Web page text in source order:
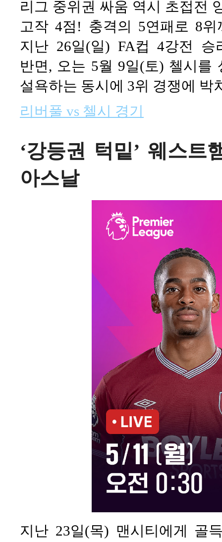
리그 중위권 싸움 역시 초접전
고작 4점! 충격의 5연패로 8
지난 26일(일) FA컵 4강전
반면, 오는 5월 9일(토) 첼시를
설욕하는 동시에 3위 경쟁에 박
리버풀 vs 첼시 경기
‘강등권 턱밑’ 웨스트
아스날
지난 23일(목) 맨시티에게 골